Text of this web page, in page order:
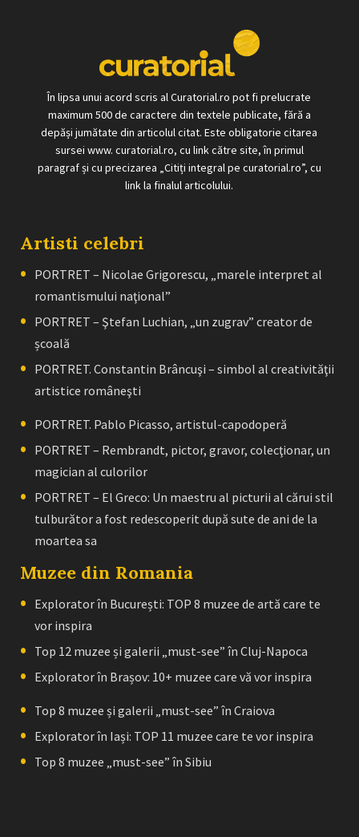
În lipsa unui acord scris al Curatorial.ro pot fi prelucrate
maximum 500 de caractere din textele publicate, fără a
depăși jumătate din articolul citat. Este obligatorie citarea
sursei www. curatorial.ro, cu link către site, în primul
paragraf și cu precizarea „Citiți integral pe curatorial.ro”, cu
link la finalul articolului.
Artisti celebri
PORTRET – Nicolae Grigorescu, „marele interpret al
romantismului naţional”
PORTRET – Ştefan Luchian, „un zugrav” creator de
școală
PORTRET. Constantin Brâncuşi – simbol al creativităţii
artistice româneşti
PORTRET. Pablo Picasso, artistul-capodoperă
PORTRET – Rembrandt, pictor, gravor, colecţionar, un
magician al culorilor
PORTRET – El Greco: Un maestru al picturii al cărui stil
tulburător a fost redescoperit după sute de ani de la
moartea sa
Muzee din Romania
Explorator în București: TOP 8 muzee de artă care te
vor inspira
Top 12 muzee și galerii „must-see” în Cluj-Napoca
Explorator în Brașov: 10+ muzee care vă vor inspira
Top 8 muzee și galerii „must-see” în Craiova
Explorator în Iași: TOP 11 muzee care te vor inspira
Top 8 muzee „must-see” în Sibiu